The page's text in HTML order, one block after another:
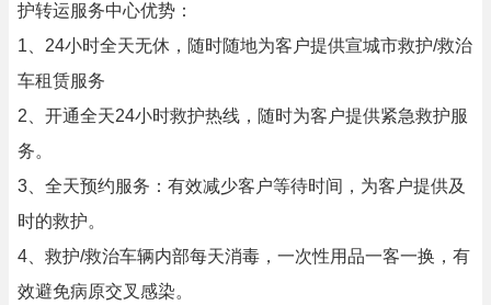
护转运服务中心优势：
1、24小时全天无休，随时随地为客户提供宣城市救护/救治
车租赁服务
2、开通全天24小时救护热线，随时为客户提供紧急救护服
务。
3、全天预约服务：有效减少客户等待时间，为客户提供及
时的救护。
4、救护/救治车辆内部每天消毒，一次性用品一客一换，有
效避免病原交叉感染。